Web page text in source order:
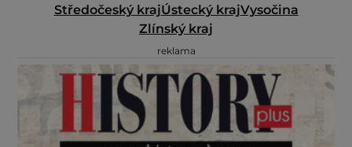
Středočeský krajÚstecký krajVysočina
Zlínský kraj
reklama